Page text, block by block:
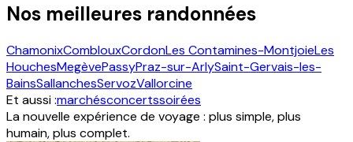
Nos meilleures randonnées
ChamonixComblouxCordonLes Contamines-MontjoieLes
HouchesMegèvePassyPraz-sur-ArlySaint-Gervais-les-
BainsSallanchesServozVallorcine
Et aussi :marchésconcertssoirées
La nouvelle expérience de voyage : plus simple, plus
humain, plus complet.